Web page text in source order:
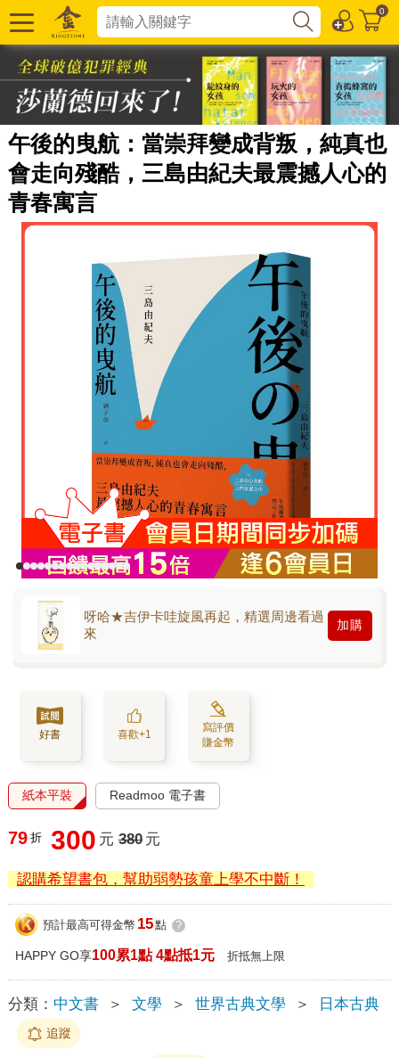
0
午後的曳航：當崇拜變成背叛，純真也
會走向殘酷，三島由紀夫最震撼人心的
青春寓言
呀哈★吉伊卡哇旋風再起，精選周邊看過
來
加購
好書 喜歡+1
寫評價
賺金幣
紙本平裝 Readmoo 電子書
79 折 300 元 380 元
認購希望書包，幫助弱勢孩童上學不中斷！
預計最高可得金幣 15點 ?
HAPPY GO享100累1點 4點抵1元 折抵無上限
分類： 中文書 ＞ 文學 ＞ 世界古典文學 ＞ 日本古典
追蹤